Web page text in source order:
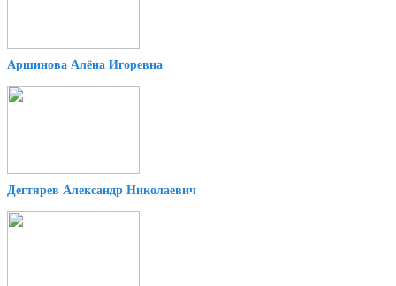
Аршинова Алёна Игоревна
Дегтярев Александр Николаевич